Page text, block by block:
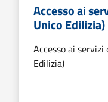
Accesso ai
Unico Edilizia)
Accesso ai servizi
Edilizia)